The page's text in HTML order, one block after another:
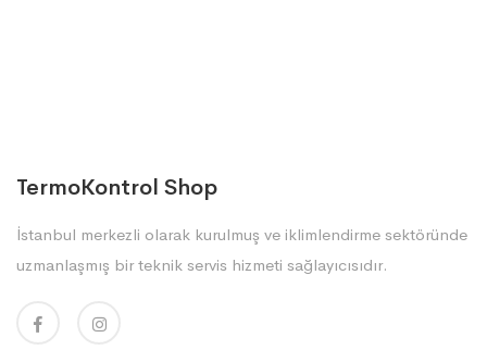
TermoKontrol Shop
İstanbul merkezli olarak kurulmuş ve iklimlendirme sektöründe
uzmanlaşmış bir teknik servis hizmeti sağlayıcısıdır.